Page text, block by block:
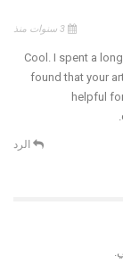
Cool. I spent a
found that your
helpful
الرد